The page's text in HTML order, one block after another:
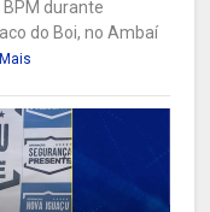
durante
do Boi, no Ambaí